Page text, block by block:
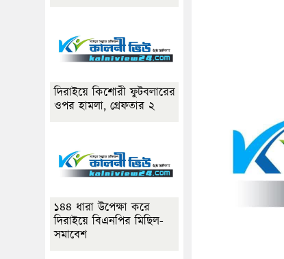
দিরাইয়ে কিশোরী ফুটবলারের
ওপর হামলা, গ্রেফতার ২
১৪৪ ধারা উপেক্ষা করে
দিরাইয়ে বিএনপির মিছিল-
সমাবেশ